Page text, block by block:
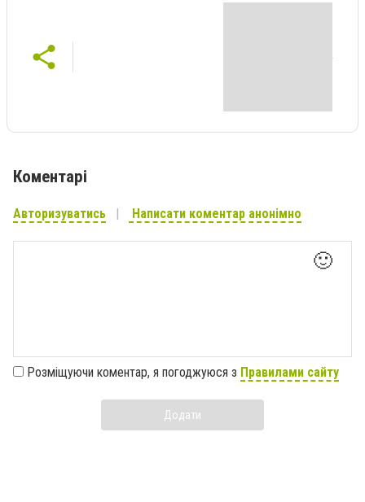
Коментарі
Авторизуватись Написати коментар анонімно
🙂
Розміщуючи коментар, я погоджуюся з Правилами сайту
Додати